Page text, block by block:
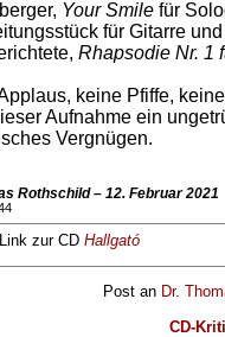
Your Smilefür
für Gitarre
Rhapsodie Nr. 1
keine Pfiffe,
Aufnahme ein
Vergnügen.
Rothschild – 12. Februar 2021
zur CD Hallgató
Post an Dr.
CD-